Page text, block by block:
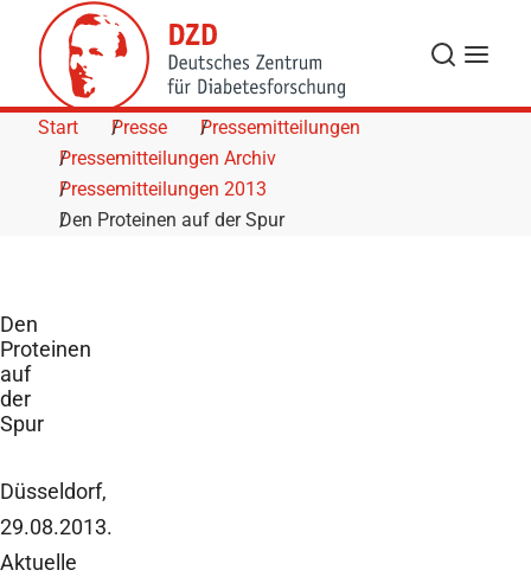
Skip to Content
Suche
Start Presse
Pressemitteilungen
Pressemitteilungen Archiv
Pressemitteilungen 2013
Den Proteinen auf der Spur
Den
Proteinen
auf
der
Spur
Düsseldorf,
29.08.2013.
Aktuelle